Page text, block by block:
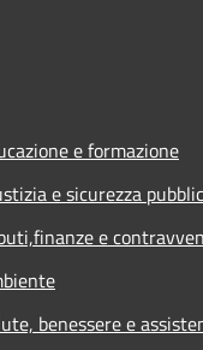
e formazione
e sicurezza
e
benessere e